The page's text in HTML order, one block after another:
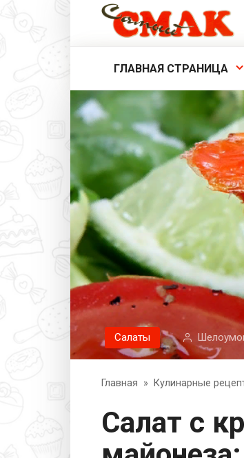
ГЛАВНАЯ СТРАНИЦА
Салаты
Главная » Кулинарные
Салат с креветками без